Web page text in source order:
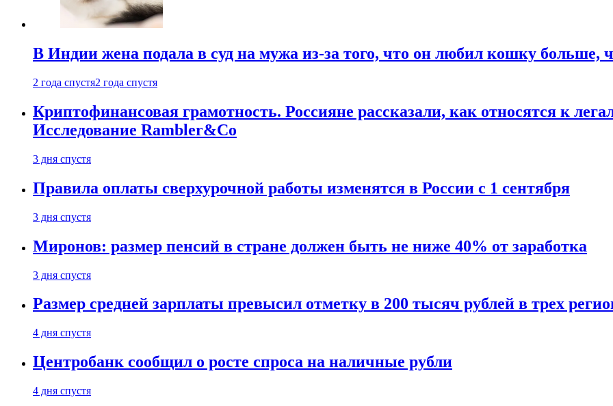
В Индии жена подала в суд на мужа из-за того, что он любил кошку больше,
2 года спустя2 года спустя
Криптофинансовая грамотность. Россияне рассказали, как относятся к
Исследование Rambler&Co
3 дня спустя
Правила оплаты сверхурочной работы изменятся в России с 1 сентября
3 дня спустя
Миронов: размер пенсий в стране должен быть не ниже 40% от заработка
3 дня спустя
Размер средней зарплаты превысил отметку в 200 тысяч рублей в трех
4 дня спустя
Центробанк сообщил о росте спроса на наличные рубли
4 дня спустя